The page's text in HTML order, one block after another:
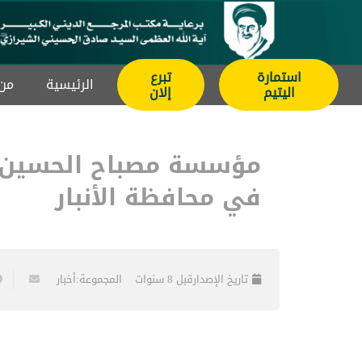
استمارة
اليتيم
تبرع
إلان الرئيسیة
مؤسسة مصباح الحسين
في محافظة الأنبار
تاريخ الإصدارقبل 8 سنوات المجموعة:أخبار